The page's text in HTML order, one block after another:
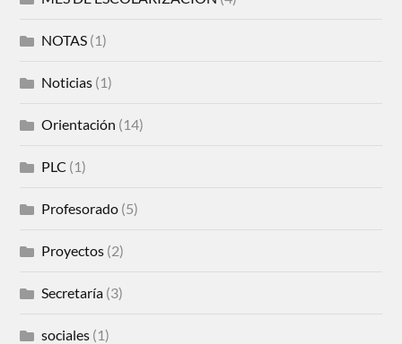
NOTAS (1)
Noticias (1)
Orientación (14)
PLC (1)
Profesorado (5)
Proyectos (2)
Secretaría (3)
sociales (1)